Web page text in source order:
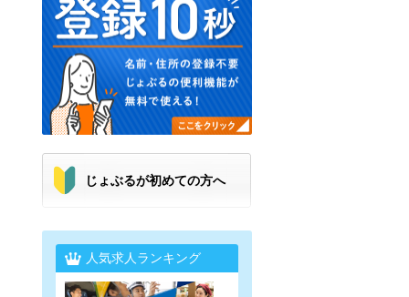
じょぶるが初めての方へ
人気求人ランキング